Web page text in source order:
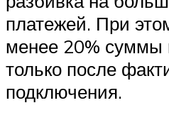
платежей. При
менее 20% суммы
только после
подключения.